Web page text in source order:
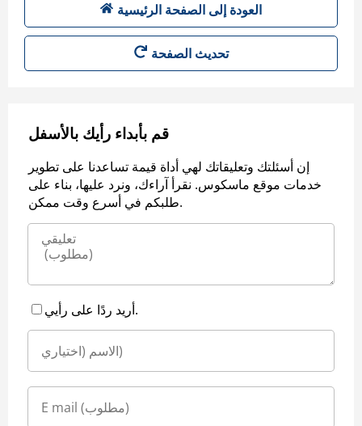
العودة إلى الصفحة الرئيسية
تحديث الصفحة
قم بأبداء رأيك بالأسفل
إن أسئلتك وتعليقاتك لهي أداة قيمة تساعدنا على تطوير
خدمات موقع ماسكوس. نقرأ آراءك، ونرد عليها، بناء على
طلبكم في أسرع وقت ممكن.
أريد ردًا على رأيي.